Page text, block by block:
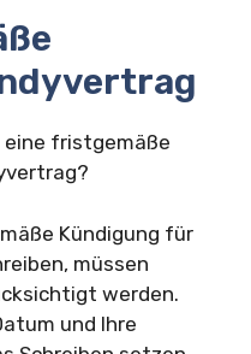
eine fristgemäße
Kündigung für
müssen
werden.
und Ihre